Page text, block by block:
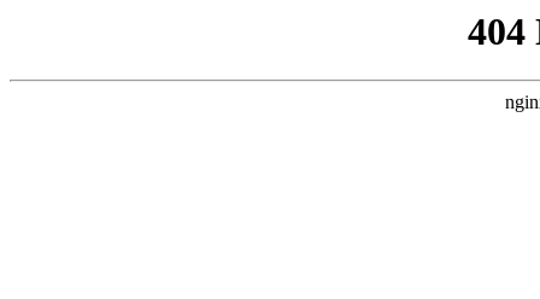
404